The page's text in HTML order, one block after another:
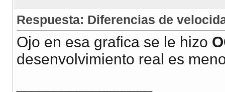
Respuesta: Diferencias de
Ojo en esa grafica se le hizo
desenvolvimiento real es